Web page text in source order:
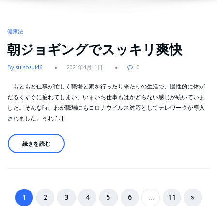
健康法
朝ジョギングでスッキリ爽快
By suisosui46 2021年4月11日 0
もともと仕事が忙しく職場と家を行ったり来たりの生活で、慢性的に体が
だるくすぐに疲れてしまい、いまいち仕事もはかどらない感じが続いていま
した。そんな時、わが職場にもコロナウイルス対応としてテレワークが導入
されました。それ […]
続きを読む
投 1 2 3 4 5 6 … 11